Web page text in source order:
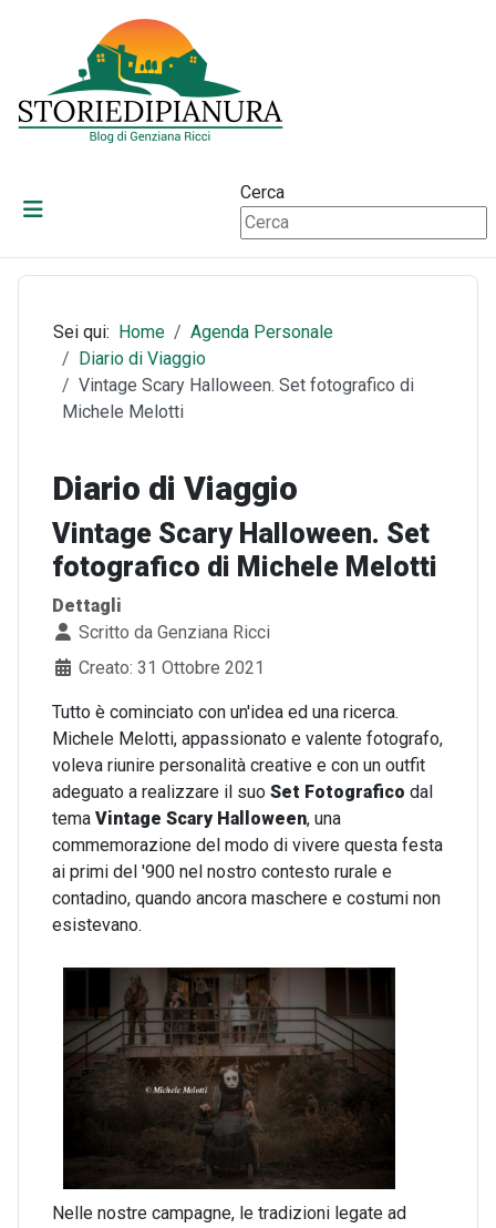
Cerca
Sei qui: Home
Agenda Personale
Diario di Viaggio
Vintage Scary Halloween. Set fotografico di
Michele Melotti
Diario di Viaggio
Vintage Scary Halloween. Set
fotografico di Michele Melotti
Dettagli
Scritto da Genziana Ricci
Creato: 31 Ottobre 2021
Tutto è cominciato con un'idea ed una ricerca.
Michele Melotti, appassionato e valente fotografo,
voleva riunire personalità creative e con un outfit
adeguato a realizzare il suo Set Fotografico dal
tema Vintage Scary Halloween, una
commemorazione del modo di vivere questa festa
ai primi del '900 nel nostro contesto rurale e
contadino, quando ancora maschere e costumi non
esistevano.
Nelle nostre campagne, le tradizioni legate ad